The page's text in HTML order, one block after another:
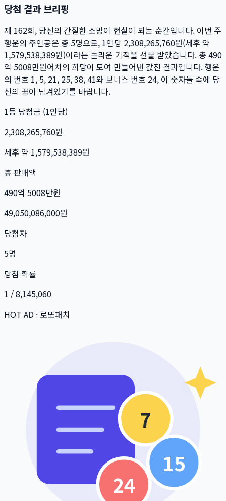
당첨 결과 브리핑
제 162회, 당신의 간절한 소망이 현실이 되는 순간입니다. 이번 주
행운의 주인공은 총 5명으로, 1인당 2,308,265,760원(세후 약
1,579,538,389원)이라는 놀라운 기적을 선물 받았습니다. 총 490
억 5008만원어치의 희망이 모여 만들어낸 값진 결과입니다. 행운
의 번호 1, 5, 21, 25, 38, 41와 보너스 번호 24, 이 숫자들 속에 당
신의 꿈이 담겨있기를 바랍니다.
1등 당첨금 (1인당)
2,308,265,760원
세후 약 1,579,538,389원
총 판매액
490억 5008만원
49,050,086,000원
당첨자
5명
당첨 확률
1 / 8,145,060
HOT AD · 로또패치
7
15
24